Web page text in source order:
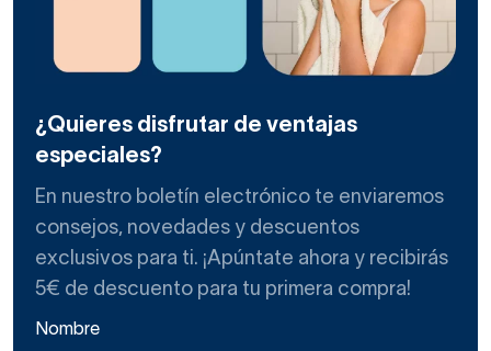
¿Quieres disfrutar de ventajas
especiales?
En nuestro boletín electrónico te enviaremos
consejos, novedades y descuentos
exclusivos para ti. ¡Apúntate ahora y recibirás
5€ de descuento para tu primera compra!
Nombre